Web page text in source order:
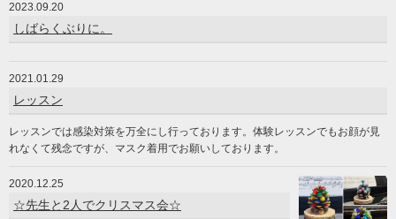
2023.09.20
しばらくぶりに。
2021.01.29
レッスン
レッスンでは感染対策を万全にし行っております。体験レッスンでもお顔が見
れなくて残念ですが、マスク着用でお願いしております。
2020.12.25
☆先生と2人でクリスマス会☆